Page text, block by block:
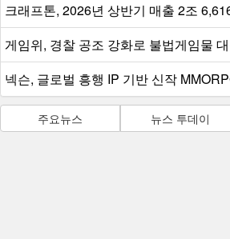
크래프톤, 2026년 상반기 매출 2조
게임위, 경찰 공조 강화로 불법게임물
넥슨, 글로벌 흥행 IP 기반 신작
주요뉴스 뉴스 투데이